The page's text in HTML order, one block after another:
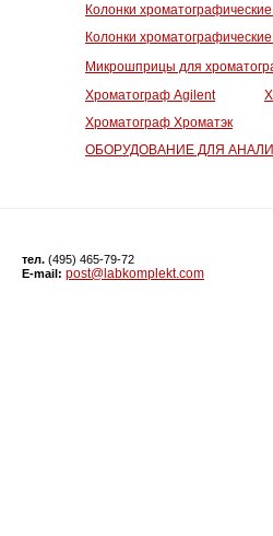
Колонки
Колонки
Микрошприцы для
Хроматограф Agilent
Хроматограф Хроматэк
ОБОРУДОВАНИЕ ДЛЯ
тел. (495) 465-79-72
E-mail: post@labkomplekt.com